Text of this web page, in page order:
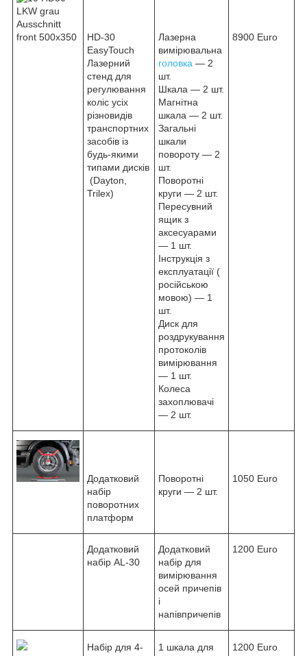
HD-30
EasyTouch
Лазерний
стенд для
регулювання
коліс усіх
різновидів
транспортних
засобів із
будь-якими
типами дисків
(Dayton,
Trilex)
Лазерна
вимірювальна
головка — 2
шт.
Шкала — 2 шт.
Магнітна
шкала — 2 шт.
Загальні
шкали
повороту — 2
шт.
Поворотні
круги — 2 шт.
Пересувний
ящик з
аксесуарами
— 1 шт.
Інструкція з
експлуатації (
російською
мовою) — 1
шт.
Диск для
роздрукування
протоколів
вимірювання
— 1 шт.
Колеса
захоплювачі
— 2 шт.
8900 Euro
Додатковий
набір
поворотних
платформ
Поворотні
круги — 2 шт.
1050 Euro
Додатковий
набір AL-30
Додатковий
набір для
вимірювання
осей причепів
і
напівпричепів
1200 Euro
Набір для 4-
1 шкала для
1200 Euro